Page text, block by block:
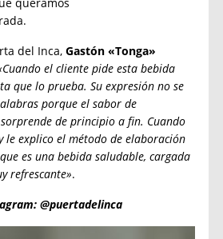
del Inca,Gastón «Tonga»
el cliente pide esta bebida
que lo prueba. Su expresión no se
porque el sabor de
de principio a fin. Cuando
le explico el método de elaboración
es una bebida saludable, cargada
refrescante».
@puertadelinca